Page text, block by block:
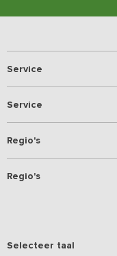
Service
Service
Regio's
Regio's
Selecteer taal